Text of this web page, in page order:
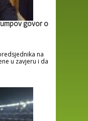
govor o
na
u zavjeru i da